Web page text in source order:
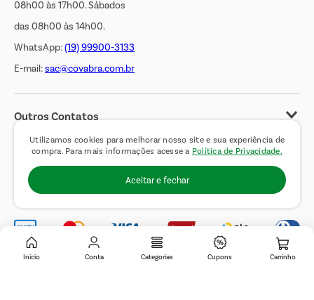
Utilizamos cookies para melhorar nosso site e sua experiência de
compra. Para mais informações acesse a Política de Privacidade.
Aceitar e fechar
Inicio Conta Categorias Cupons
08h00 às 17h00. Sábados
das 08h00 às 14h00.
WhatsApp:(19) 99900-3133
E-mail:sac@covabra.com.br
Outros Contatos
Negócios Imobiliários
Trabalhe Conosco